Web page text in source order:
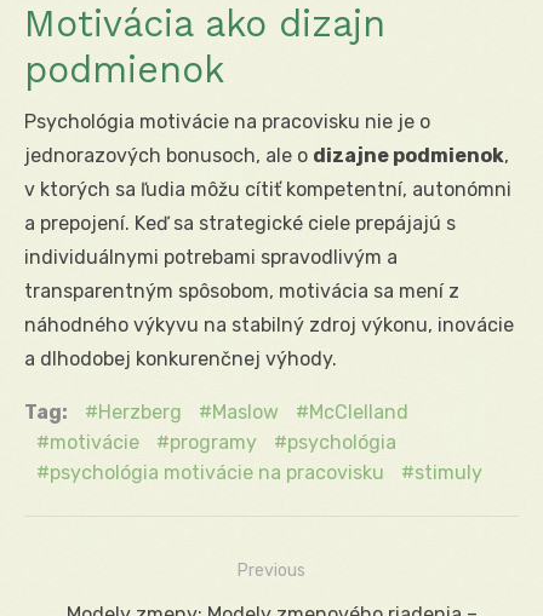
Motivácia ako dizajn
podmienok
Psychológia motivácie na pracovisku nie je o
jednorazových bonusoch, ale o dizajne podmienok,
v ktorých sa ľudia môžu cítiť kompetentní, autonómni
a prepojení. Keď sa strategické ciele prepájajú s
individuálnymi potrebami spravodlivým a
transparentným spôsobom, motivácia sa mení z
náhodného výkyvu na stabilný zdroj výkonu, inovácie
a dlhodobej konkurenčnej výhody.
Tag: Herzberg Maslow
McClelland
motivácie
programy
psychológia
psychológia motivácie na pracovisku
stimuly
Navigácia
Previous